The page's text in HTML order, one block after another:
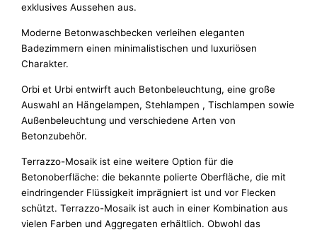
exklusives Aussehen aus.
Moderne Betonwaschbecken verleihen eleganten
Badezimmern einen minimalistischen und luxuriösen
Charakter.
Orbi et Urbi entwirft auch Betonbeleuchtung, eine große
Auswahl an Hängelampen, Stehlampen , Tischlampen sowie
Außenbeleuchtung und verschiedene Arten von
Betonzubehör.
Terrazzo-Mosaik ist eine weitere Option für die
Betonoberfläche: die bekannte polierte Oberfläche, die mit
eindringender Flüssigkeit imprägniert ist und vor Flecken
schützt. Terrazzo-Mosaik ist auch in einer Kombination aus
vielen Farben und Aggregaten erhältlich. Obwohl das